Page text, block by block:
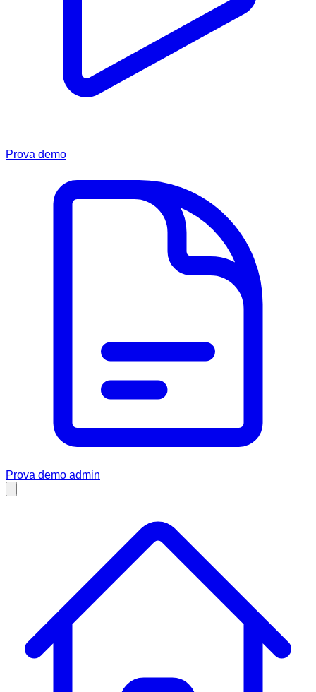
Prova demo
Prova demo admin